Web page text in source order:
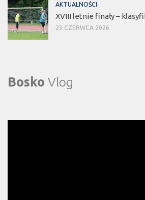
AKTUALNOŚCI
XVIII letnie finały –
23 CZERWCA 2026
Bosko Vlog